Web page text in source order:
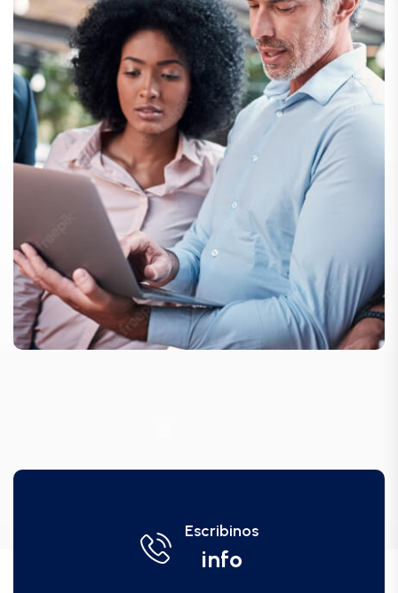
Escribinos
info